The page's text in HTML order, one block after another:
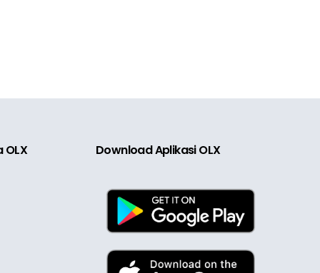
OLX Download Aplikasi OLX